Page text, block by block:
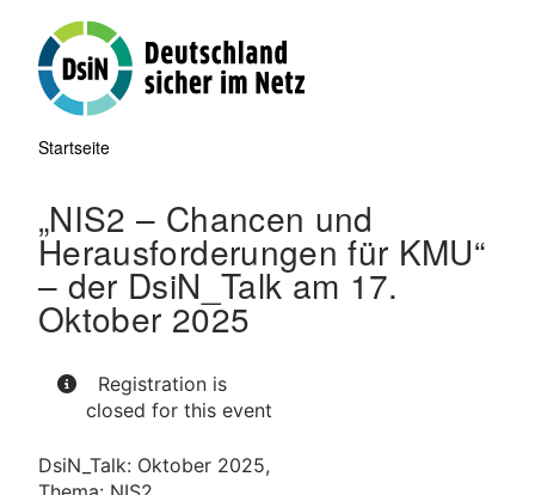
Inhalt
Startseite
„NIS2 – Chancen und
Herausforderungen für KMU“
– der DsiN_Talk am 17.
Oktober 2025
Registration is
closed for this event
DsiN_Talk: Oktober 2025,